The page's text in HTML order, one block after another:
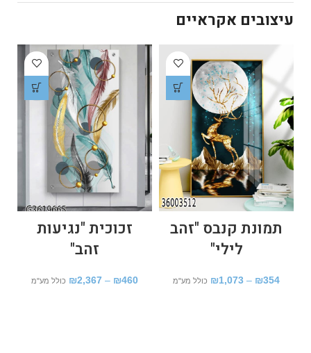
עיצובים אקראיים
תמונת קנבס "זהב
לילי"
₪354
–
₪1,073 כולל מע"מ
זכוכית "נגיעות
זהב"
₪460
–
₪2,367 כולל מע"מ